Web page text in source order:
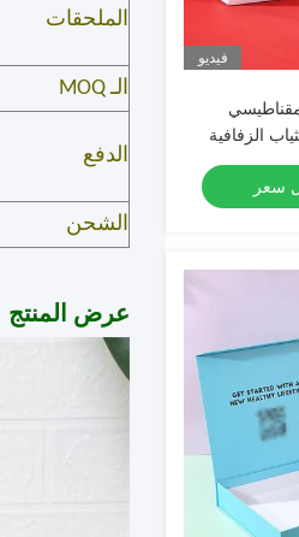
فيديو
الزفافية
سعر
الملحقات
الـ MOQ
الدفع
الشحن
عرض المنتج